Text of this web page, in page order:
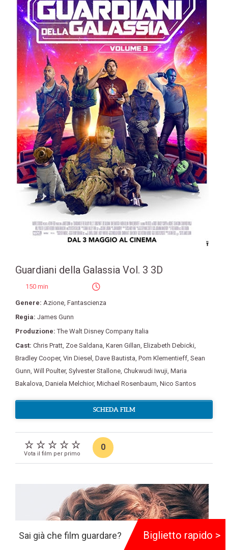
Guardiani della Galassia Vol. 3 3D
150 min
Genere: Azione Fantascienza
Regia: James Gunn
Produzione:The Walt Disney Company Italia
Cast: Chris Pratt Zoe Saldana Karen Gillan Elizabeth Debicki
Bradley Cooper, Vin Diesel Dave Bautista Pom Klementieff Sean
Gunn Will Poulter, Sylvester Stallone Chukwudi Iwuji Maria
Bakalova Daniela Melchior, Michael Rosenbaum Nico Santos
SCHEDA FILM
Vota il film per primo
0
Sai già che film guardare? Biglietto rapido >